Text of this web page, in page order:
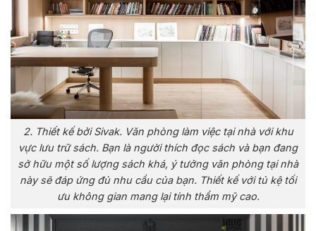
2. Thiết kế bởi Sivak. Văn phòng làm việc tại nhà với khu
vực lưu trữ sách. Bạn là người thích đọc sách và bạn đang
sở hữu một số lượng sách khá, ý tưởng văn phòng tại nhà
này sẽ đáp ứng đủ nhu cầu của bạn. Thiết kế với tủ kệ tối
ưu không gian mang lại tính thẩm mỹ cao.